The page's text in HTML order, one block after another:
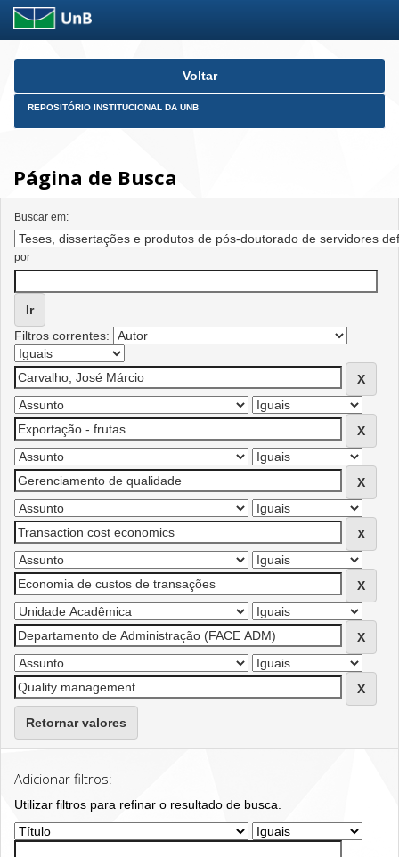
Skip
Voltar
REPOSITÓRIO INSTITUCIONAL DA UNB
Página de Busca
Buscar em:
por
Filtros correntes:
Retornar valores
Adicionar filtros:
Utilizar filtros para refinar o resultado de busca.